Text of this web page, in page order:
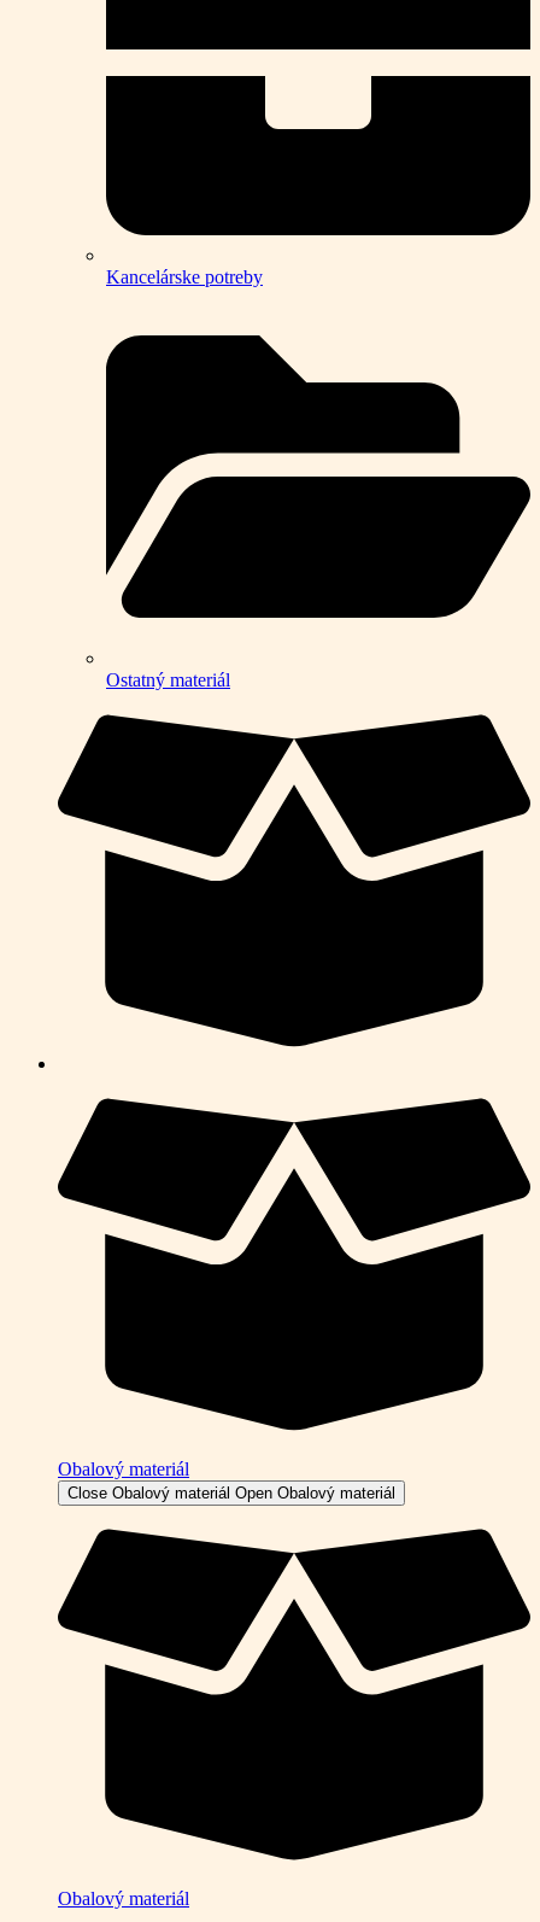
Kancelárske potreby
Ostatný materiál
Obalový materiál
Close Obalový materiál Open Obalový materiál
Obalový materiál